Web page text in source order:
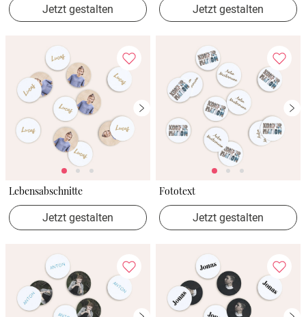
Jetzt gestalten Jetzt gestalten
Lebensabschnitte
Jetzt gestalten
Fototext
Jetzt gestalten